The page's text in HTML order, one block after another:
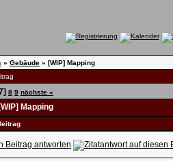
» Gebäude » [WIP] Mapping
8 9 nächste »
[WIP] Mapping